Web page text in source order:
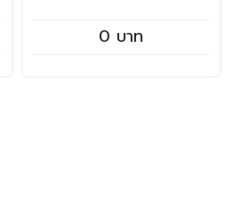
0 บาท